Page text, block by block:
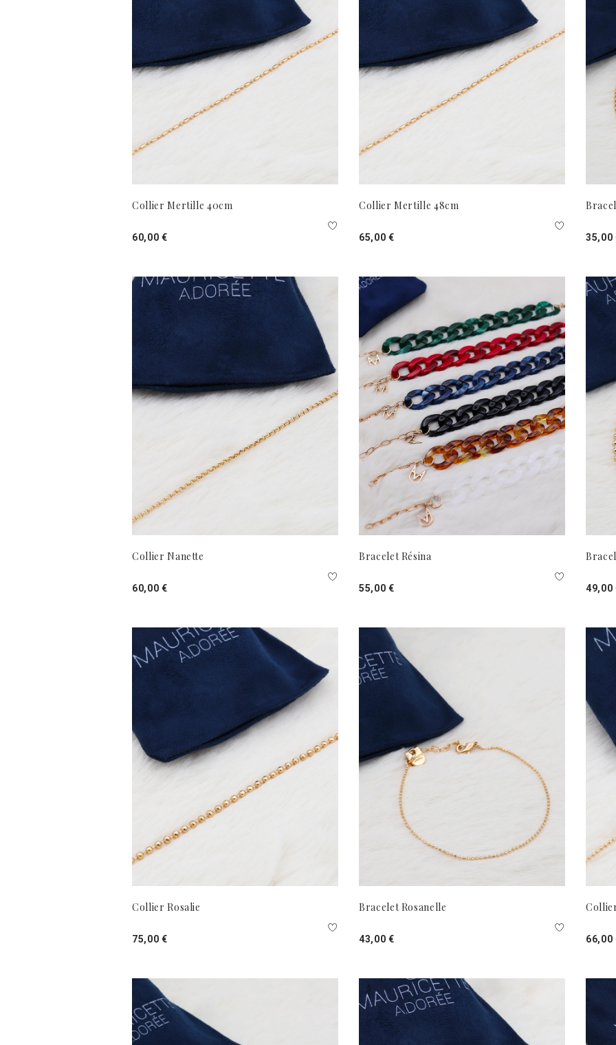
Collier Mertille 40cm
60,00 €
Collier Mertille 48cm
65,00 € 35,00
Collier Nanette
60,00 €
Bracelet Résina
55,00 € 49,00
Collier Rosalie
75,00 €
Bracelet Rosanelle
43,00 € 66,00